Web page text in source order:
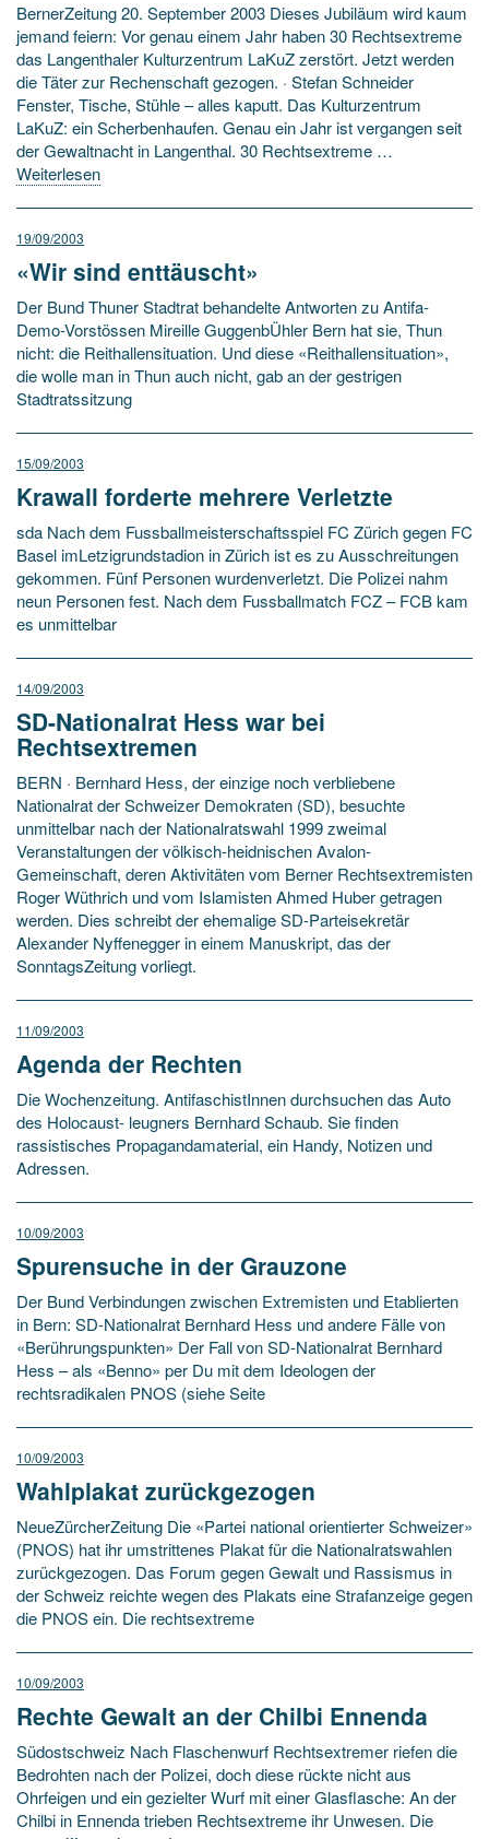
BernerZeitung 20. September 2003 Dieses Jubiläum wird kaum
jemand feiern: Vor genau einem Jahr haben 30 Rechtsextreme
das Langenthaler Kulturzentrum LaKuZ zerstört. Jetzt werden
die Täter zur Rechenschaft gezogen. · Stefan Schneider
Fenster, Tische, Stühle – alles kaputt. Das Kulturzentrum
LaKuZ: ein Scherbenhaufen. Genau ein Jahr ist vergangen seit
der Gewaltnacht in Langenthal. 30 Rechtsextreme …
Weiterlesen
19/09/2003
«Wir sind enttäuscht»
Der Bund Thuner Stadtrat behandelte Antworten zu Antifa-
Demo-Vorstössen Mireille GuggenbÜhler Bern hat sie, Thun
nicht: die Reithallensituation. Und diese «Reithallensituation»,
die wolle man in Thun auch nicht, gab an der gestrigen
Stadtratssitzung
15/09/2003
Krawall forderte mehrere Verletzte
sda Nach dem Fussballmeisterschaftsspiel FC Zürich gegen FC
Basel imLetzigrundstadion in Zürich ist es zu Ausschreitungen
gekommen. Fünf Personen wurdenverletzt. Die Polizei nahm
neun Personen fest. Nach dem Fussballmatch FCZ – FCB kam
es unmittelbar
14/09/2003
SD-Nationalrat Hess war bei
Rechtsextremen
BERN · Bernhard Hess, der einzige noch verbliebene
Nationalrat der Schweizer Demokraten (SD), besuchte
unmittelbar nach der Nationalratswahl 1999 zweimal
Veranstaltungen der völkisch-heidnischen Avalon-
Gemeinschaft, deren Aktivitäten vom Berner Rechtsextremisten
Roger Wüthrich und vom Islamisten Ahmed Huber getragen
werden. Dies schreibt der ehemalige SD-Parteisekretär
Alexander Nyffenegger in einem Manuskript, das der
SonntagsZeitung vorliegt.
11/09/2003
Agenda der Rechten
Die Wochenzeitung. AntifaschistInnen durchsuchen das Auto
des Holocaust- leugners Bernhard Schaub. Sie finden
rassistisches Propagandamaterial, ein Handy, Notizen und
Adressen.
10/09/2003
Spurensuche in der Grauzone
Der Bund Verbindungen zwischen Extremisten und Etablierten
in Bern: SD-Nationalrat Bernhard Hess und andere Fälle von
«Berührungspunkten» Der Fall von SD-Nationalrat Bernhard
Hess – als «Benno» per Du mit dem Ideologen der
rechtsradikalen PNOS (siehe Seite
10/09/2003
Wahlplakat zurückgezogen
NeueZürcherZeitung Die «Partei national orientierter Schweizer»
(PNOS) hat ihr umstrittenes Plakat für die Nationalratswahlen
zurückgezogen. Das Forum gegen Gewalt und Rassismus in
der Schweiz reichte wegen des Plakats eine Strafanzeige gegen
die PNOS ein. Die rechtsextreme
10/09/2003
Rechte Gewalt an der Chilbi Ennenda
Südostschweiz Nach Flaschenwurf Rechtsextremer riefen die
Bedrohten nach der Polizei, doch diese rückte nicht aus
Ohrfeigen und ein gezielter Wurf mit einer Glasflasche: An der
Chilbi in Ennenda trieben Rechtsextreme ihr Unwesen. Die